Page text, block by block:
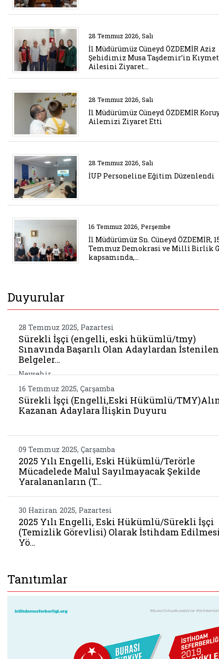
Belgeyi aç: il mudurumuz
28 Temmuz 2026, Salı
İl Müdürümüz Cüneyd ÖZDEMİR Aziz
Şehidimiz Musa Taşdemir’in
Ailesini Ziyaret…
Belgeyi aç: il mudurumuz
28 Temmuz 2026, Salı
İl Müdürümüz Cüneyd ÖZDEMİR
Ailemizi Ziyaret Etti
Belgeyi aç: iup personeline
28 Temmuz 2026, Salı
İUP Personeline Eğitim Düzenlendi
Belgeyi aç: il mudurumuz sn
16 Temmuz 2026, Perşembe
İl Müdürümüz Sn. Cüneyd ÖZDEMİR,
Temmuz Demokrasi ve Millî Birlik
kapsamında,…
Duyurular
28 Temmuz 2025, Pazartesi
Sürekli İşçi (engelli, eski hükümlü/tmy)
Sınavında Başarılı Olan Adaylardan İstenilen
Belgeler…
Nevşehir
16 Temmuz 2025, Çarşamba
Sürekli İşçi (Engelli,Eski Hükümlü/
Kazanan Adaylara İlişkin Duyuru
09 Temmuz 2025, Çarşamba
2025 Yılı Engelli, Eski Hükümlü/Terörle
Mücadelede Malul Sayılmayacak Şekilde
Yaralananların (T…
30 Haziran 2025, Pazartesi
2025 Yılı Engelli, Eski Hükümlü/Sürekli İşçi
(Temizlik Görevlisi) Olarak İstihdam
Yö…
Tanıtımlar